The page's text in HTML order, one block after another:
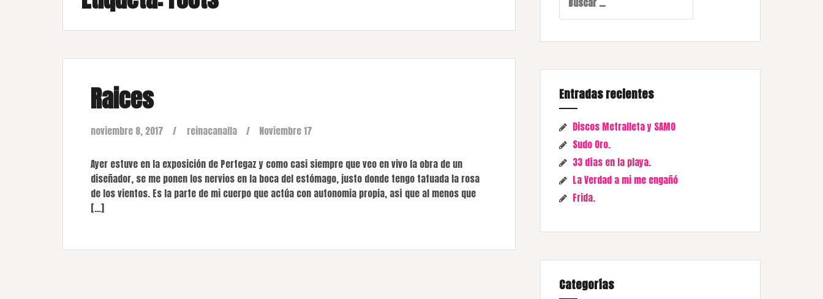
Raices
noviembre 8, 2017 reinacanalla Noviembre 17
Ayer estuve en la exposición de Pertegaz y como casi siempre que veo en vivo la obra de un
diseñador, se me ponen los nervios en la boca del estómago, justo donde tengo tatuada la rosa
de los vientos. Es la parte de mi cuerpo que actúa con autonomia propia, así que al menos que
[…]
Entradas recientes
Discos Metralleta y SAMO
Sudo Oro.
33 días en la playa.
La Verdad a mi me engañó
Frida.
Categorías